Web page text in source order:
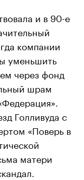
и в 90-е
компании
уменьшить
через фонд
шрам
Голливуда с
«Поверь в
матери